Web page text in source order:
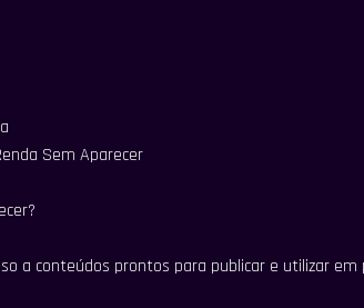
Sem Aparecer
a conteúdos prontos para publicar e utilizar